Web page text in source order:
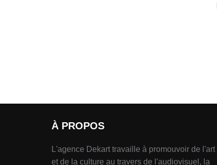
À PROPOS
L'agence Dekart travaille à promouvoir de l'art
et de la culture au travers de l'audiovisuel, la